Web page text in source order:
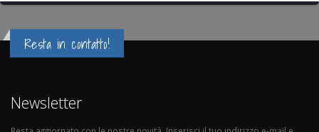
Resta in contatto!
Newsletter